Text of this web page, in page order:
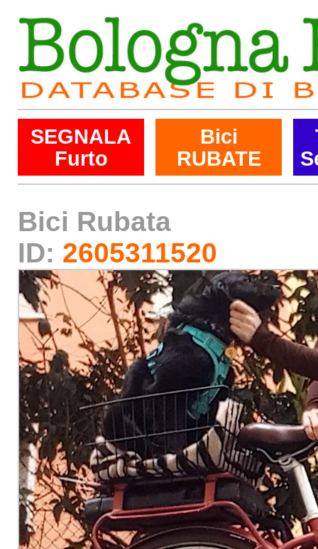
SEGNALA
Furto
Bici
RUBATE
Bici Rubata
ID: 2605311520